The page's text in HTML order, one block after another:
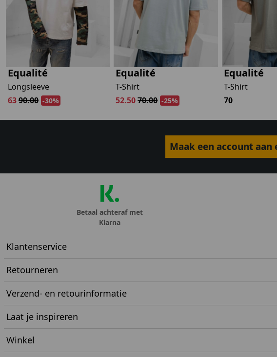
Equalité
Longsleeve
6390.00 -30%
Equalité
T-Shirt
52.5070.00 -25%
Equalité
T-Shirt
70
Maak een account
Betaal achteraf met
Klarna
Klantenservice
Retourneren
Verzend- en retourinformatie
Laat je inspireren
Winkel